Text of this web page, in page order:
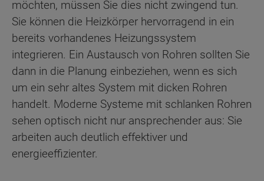
möchten, müssen Sie dies nicht zwingend tun.
Sie können die Heizkörper hervorragend in ein
bereits vorhandenes Heizungssystem
integrieren. Ein Austausch von Rohren sollten Sie
dann in die Planung einbeziehen, wenn es sich
um ein sehr altes System mit dicken Rohren
handelt. Moderne Systeme mit schlanken Rohren
sehen optisch nicht nur ansprechender aus: Sie
arbeiten auch deutlich effektiver und
energieeffizienter.